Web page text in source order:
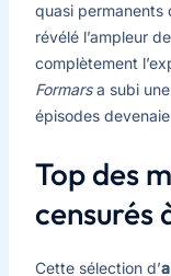
quasi permanents
révélé l’ampleur
complètement
Formarsa subi
épisodes
Top des
censurés
Cette sélection d’